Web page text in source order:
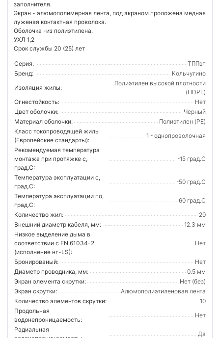
заполнителя.
Экран - алюмополимерная лента, под экраном проложена медная
луженая контактная проволока.
Оболочка -из полиэтилена.
УХЛ 1,2
Срок службы 20 (25) лет
Серия:
ТППэп
Бренд:
Кольчугино
Изоляция жилы:
Полиэтилен высокой плотности
(HDPE)
Огнестойкость:
Нет
Цвет оболочки:
Черный
Материал оболочки:
Полиэтилен (PE)
Класс токопроводящей жилы
(Европейские стандарты):
1 - однопроволочная
Рекомендуемая температура
монтажа при протяжке с,
град.C:
-15 град.C
Температура эксплуатации с,
град.C:
-50 град.C
Температура эксплуатации по,
град.C:
60 град.C
Количество жил:
20
Внешний диаметр кабеля, мм:
12.3 мм
Низкое выделение дыма в
соответствии с EN 61034-2
(исполнение нг-LS):
Нет
Бронированый:
Нет
Диаметр проводника, мм:
0.5 мм
Экран элемента скрутки:
Нет (без)
Экран скрутки:
Алюмополиэтиленовая лента
Количество элементов скрутки:
10
Продольная
водонепроницаемость:
Нет
Радиальная
Да